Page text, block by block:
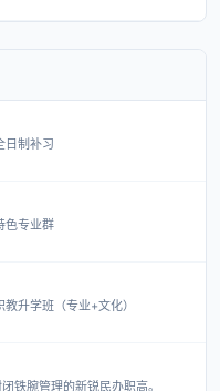
日制补习
色专业群
升学班（专业+文化）
铁腕管理的新锐民办职高。